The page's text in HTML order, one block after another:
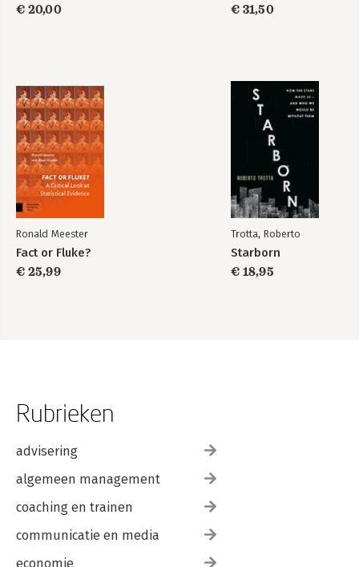
€ 20,00 € 31,50
Ronald Meester
Fact or Fluke?
€ 25,99
Trotta, Roberto
Starborn
€ 18,95
Rubrieken
advisering
algemeen management
coaching en trainen
communicatie en media
economie